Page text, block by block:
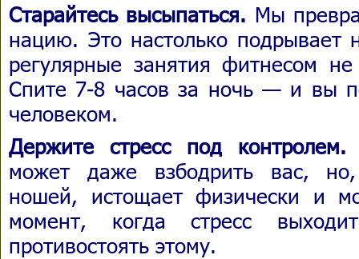
Старайтесь высыпаться. Мы
нацию. Это настолько подрывает
регулярные занятия фитнесом
Спите 7-8 часов за ночь — и вы
человеком.
Держите стресс под контролем.
может даже взбодрить вас, но,
ношей, истощает физически и
момент, когда стресс
противостоять этому.